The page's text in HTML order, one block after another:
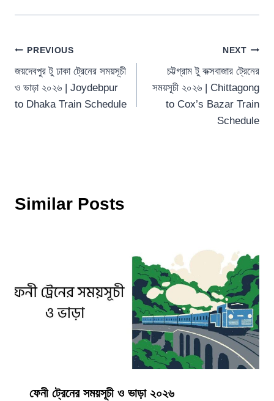
Post
navigation
PREVIOUS
জয়দেবপুর টু ঢাকা ট্রেনের সময়সূচী
ও ভাড়া ২০২৬ | Joydebpur
to Dhaka Train Schedule
NEXT
চট্টগ্রাম টু কক্সবাজার ট্রেনের
সময়সূচী ২০২৬ | Chittagong
to Cox’s Bazar Train
Schedule
Similar Posts
ফেনী ট্রেনের সময়সূচী ও ভাড়া ২০২৬